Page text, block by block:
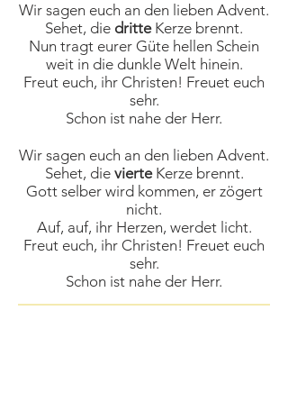
Wir sagen euch an den lieben Advent.
Sehet, die dritteKerze brennt.
Nun tragt eurer Güte hellen Schein
weit in die dunkle Welt hinein.
Freut euch, ihr Christen! Freuet euch
sehr.
Schon ist nahe der Herr.
Wir sagen euch an den lieben Advent.
Sehet, die vierteKerze brennt.
Gott selber wird kommen, er zögert
nicht.
Auf, auf, ihr Herzen, werdet licht.
Freut euch, ihr Christen! Freuet euch
sehr.
Schon ist nahe der Herr.